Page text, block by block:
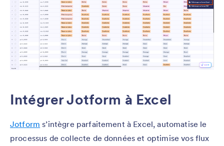
Intégrer Jotform à Excel
Jotform s’intègre parfaitement à Excel, automatise le
processus de collecte de données et optimise vos flux